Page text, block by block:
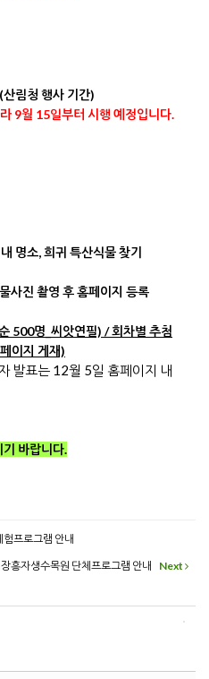
림청 행사 기간)
9월 15일부터 시행 예정입니다.
명소, 희귀 특산식물 찾기
사진 촬영 후 홈페이지 등록
500명_씨앗연필) / 회차별 추첨
이지 게재)
월 5일 홈페이지 내
바랍니다.
프로그램 안내
흥자생수목원 단체프로그램 안내
Next